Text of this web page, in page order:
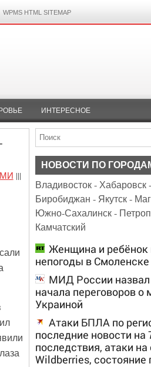
WPMS HTML SITEMAP
ИНТЕРЕСНОЕ
|||
НОВОСТИ ПО
Владивосток-Хабаровск-
Биробиджан - Якутск-
Южно-Сахалинск-
Камчатский
Женщина и ребёнок
непогоды в Смоленске
МИД России назвал
начала переговоров о
Украиной
Атаки БПЛА по
последние новости на
последствия, атаки
Wildberries,